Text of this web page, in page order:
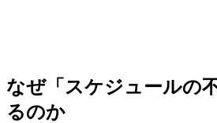
なぜ「スケジュールの
るのか